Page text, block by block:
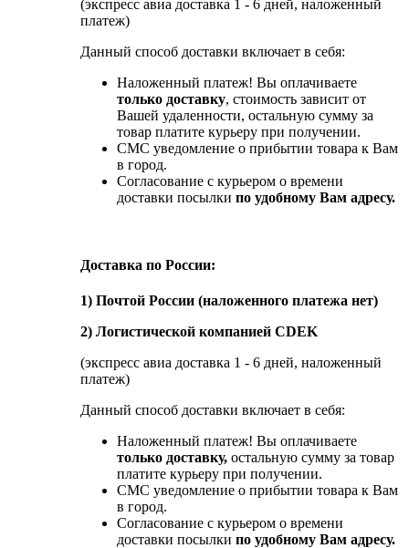
(экспресс авиа доставка 1 - 6 дней, наложенный
платеж)
Данный способ доставки включает в себя:
Наложенный платеж! Вы оплачиваете
только доставку, стоимость зависит от
Вашей удаленности, остальную сумму за
товар платите курьеру при получении.
СМС уведомление о прибытии товара к Вам
в город.
Согласование с курьером о времени
доставки посылки по удобному Вам адресу.
Доставка по России:
1) Почтой России (наложенного платежа нет)
2) Логистической компанией CDEK
(экспресс авиа доставка 1 - 6 дней, наложенный
платеж)
Данный способ доставки включает в себя:
Наложенный платеж! Вы оплачиваете
только доставку, остальную сумму за товар
платите курьеру при получении.
СМС уведомление о прибытии товара к Вам
в город.
Согласование с курьером о времени
доставки посылки по удобному Вам адресу.